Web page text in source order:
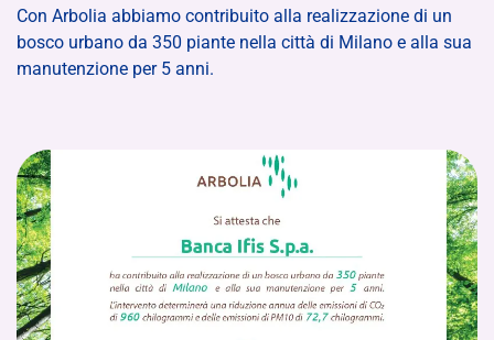
Con Arbolia abbiamo contribuito alla realizzazione di un
bosco urbano da 350 piante nella città di Milano e alla sua
manutenzione per 5 anni.